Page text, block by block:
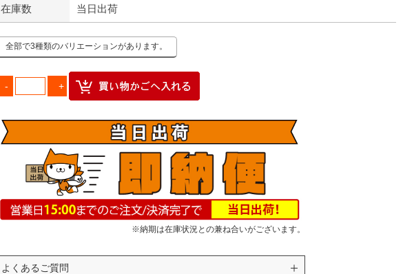
在庫数 当日出荷
全部で3種類のバリエーションがあります。
※納期は在庫状況との兼ね合いがございます。
よくあるご質問